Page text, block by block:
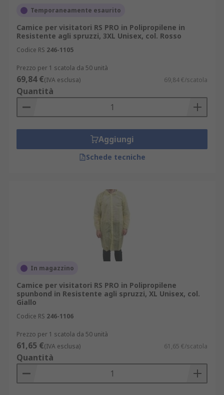
Temporaneamente esaurito
Camice per visitatori RS PRO in Polipropilene in
Resistente agli spruzzi, 3XL Unisex, col. Rosso
Codice RS 246-1105
Prezzo per 1 scatola da 50 unità
69,84 €(IVA esclusa) 69,84 €/scatola
Quantità
Aggiungi
Schede tecniche
In magazzino
Camice per visitatori RS PRO in Polipropilene
spunbond in Resistente agli spruzzi, XL Unisex, col.
Giallo
Codice RS 246-1106
Prezzo per 1 scatola da 50 unità
61,65 €(IVA esclusa) 61,65 €/scatola
Quantità